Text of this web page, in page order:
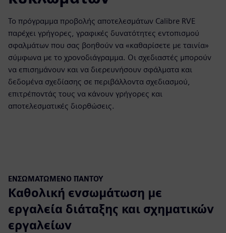
Το πρόγραμμα προβολής αποτελεσμάτων Calibre RVE
παρέχει γρήγορες, γραφικές δυνατότητες εντοπισμού
σφαλμάτων που σας βοηθούν να «καθαρίσετε με ταινία»
σύμφωνα με το χρονοδιάγραμμα. Οι σχεδιαστές μπορούν
να επισημάνουν και να διερευνήσουν σφάλματα και
δεδομένα σχεδίασης σε περιβάλλοντα σχεδιασμού,
επιτρέποντάς τους να κάνουν γρήγορες και
αποτελεσματικές διορθώσεις.
ΕΝΣΩΜΑΤΩΜΈΝΟ ΠΑΝΤΟΎ
Καθολική ενσωμάτωση με
εργαλεία διάταξης και σχηματικών
εργαλείων